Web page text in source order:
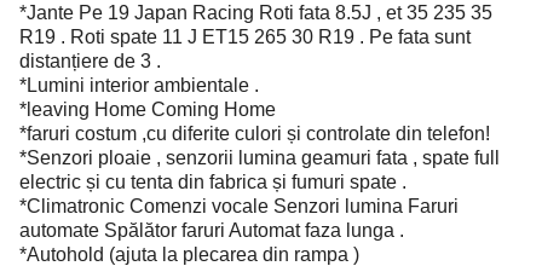
*Jante Pe 19 Japan Racing Roti fata 8.5J , et 35 235 35
R19 . Roti spate 11 J ET15 265 30 R19 . Pe fata sunt
distanțiere de 3 .
*Lumini interior ambientale .
*leaving Home Coming Home
*faruri costum ,cu diferite culori și controlate din telefon!
*Senzori ploaie , senzorii lumina geamuri fata , spate full
electric și cu tenta din fabrica și fumuri spate .
*Climatronic Comenzi vocale Senzori lumina Faruri
automate Spălător faruri Automat faza lunga .
*Autohold (ajuta la plecarea din rampa )